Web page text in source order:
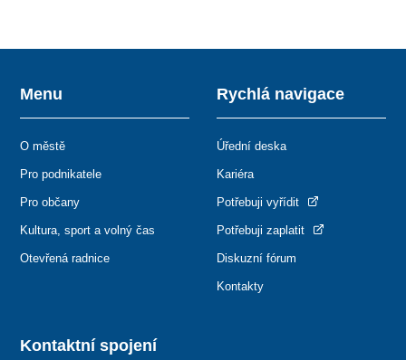
Kontaktní spojení
Menu
O městě
Pro podnikatele
Pro občany
Kultura, sport a volný čas
Otevřená radnice
Rychlá navigace
Úřední deska
Kariéra
Potřebuji vyřídit
Potřebuji zaplatit
Diskuzní fórum
Kontakty